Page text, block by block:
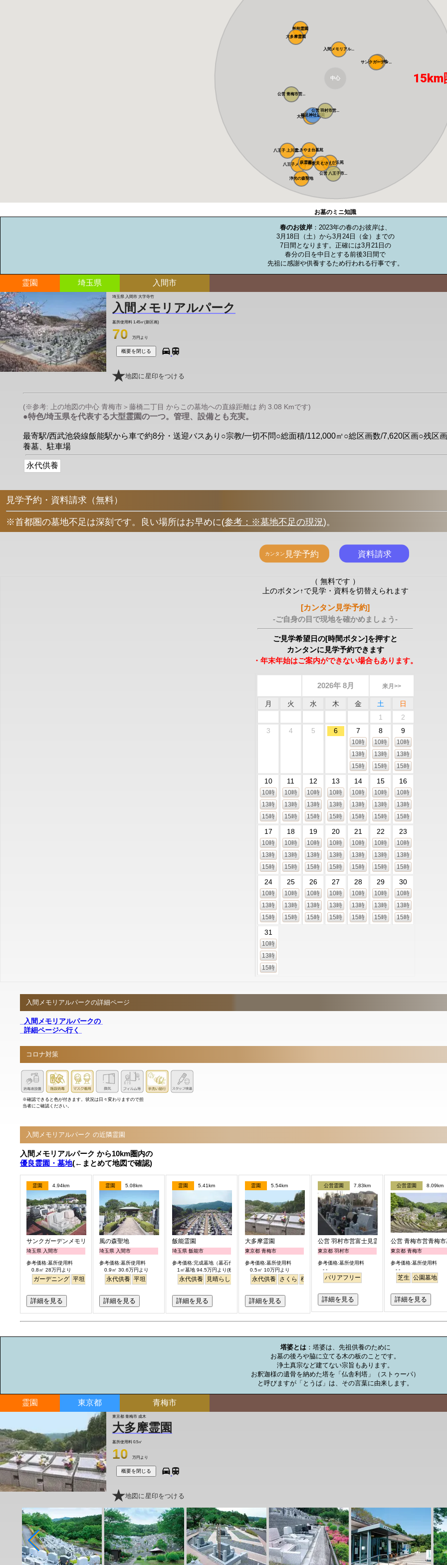
風の森聖地
サンクガーデン...
入間メモリアル...
飯能霊園
東京ゆりが丘苑
八王子メモリア...
萩霊園
浄光の森聖地
帝釈天 むさし...
八王子 上川霊...
大多摩霊園
大型公園墓地 ...
稲足神社霊園
たきやま台墓苑
公営 青梅市営...
公営 八王子市...
公営 羽村市営...
中心 15km
お墓のミニ知識
春のお彼岸：2023年の春のお彼岸は、
3月18日（土）から3月24日（金）までの
7日間となります。正確には3月21日の
春分の日を中日とする前後3日間で
先祖に感謝や供養するため行われる行事です。
霊園 埼玉県 入間市
埼玉県 入間市 大字寺竹
入間メモリアルパーク
墓所使用料 1.45㎡(新区画)
70 万円より
概要を閉じる
地図に星印をつける
(※参考: 上の地図の中心 青梅市＞藤橋二丁目 からこの墓地への直線距離は 約 3.08 Kmです)
●特色/埼玉県を代表する大型霊園の一つ。管理、設備とも充実。
最寄駅/西武池袋線飯能駅から車で約8分・送迎バスあり○宗教/一切不問○総面積/112,000㎡○総区画数/7,620区画○残区
養墓、駐車場
永代供養
見学予約・資料請求（無料）
※首都圏の墓地不足は深刻です。良い場所はお早めに(参考：※墓地不足の現況)。
（ 無料です ）
上のボタン↑で見学・資料を切替えられます
[カンタン見学予約]
-ご自身の目で現地を確かめましょう-
ご見学希望日の[時間ボタン]を押すと
カンタンに見学予約できます
・年末年始はご案内ができない場合もあります。
2026年 8月 来月>>
月 火 水 木 金 土
日
1
2
3
4 5 6 7
10時
13時
15時
8
10時
13時
15時
9
10時
13時
15時
10
10時
13時
15時
11
10時
13時
15時
12
10時
13時
15時
13
10時
13時
15時
14
10時
13時
15時
15
10時
13時
15時
16
10時
13時
15時
17
10時
13時
15時
18
10時
13時
15時
19
10時
13時
15時
20
10時
13時
15時
21
10時
13時
15時
22
10時
13時
15時
23
10時
13時
15時
24
10時
13時
15時
25
10時
13時
15時
26
10時
13時
15時
27
10時
13時
15時
28
10時
13時
15時
29
10時
13時
15時
30
10時
13時
15時
31
10時
13時
15時
入間メモリアルパークの詳細ページ
入間メモリアルパークの
詳細ページへ行く
コロナ対策
※確認できると色が付きます。状況は日々変わりますので担
当者にご確認ください。
入間メモリアルパーク の近隣霊園
入間メモリアルパーク から10km圏内の
優良霊園・墓地(←まとめて地図で確認)
霊園 4.94km
サンクガーデンメモリアル16
埼玉県 入間市
参考価格:墓所使用料
0.8㎡ 28万円より
ガーデニング 平坦 バリアフリー 芝生
詳細を見る
霊園 5.08km
風の森聖地
埼玉県 入間市
参考価格:墓所使用料
0.9㎡ 30.6万円より
永代供養 平坦
詳細を見る
霊園 5.41km
飯能霊園
埼玉県 飯能市
参考価格:完成墓地（墓石代含）
1㎡墓地 94.5万円より(税別)
永代供養 見晴らし・眺望
詳細を見る
霊園 5.54km
大多摩霊園
東京都 青梅市
参考価格:墓所使用料
0.5㎡ 10万円より
永代供養 さくら 桜 公園墓地 永代供養
詳細を見る
公営霊園 7.83km
公営 羽村市営富士見霊園
東京都 羽村市
参考価格:墓所使用料
- -
バリアフリー
詳細を見る
公営霊園 8.09km
公営 青梅市営青梅
東京都 青梅市
参考価格:墓所使用料
- -
芝生 公園墓地
詳細を見る
塔婆とは：塔婆は、先祖供養のために
お墓の後ろや脇に立てる木の板のことです。
浄土真宗など建てない宗旨もあります。
お釈迦様の遺骨を納めた塔を「仏舎利塔」（ストゥーパ）
と呼びますが「とうば」は、その言葉に由来します。
霊園 東京都 青梅市
東京都 青梅市 成木
大多摩霊園
墓所使用料 0.5㎡
10 万円より
概要を閉じる
地図に星印をつける